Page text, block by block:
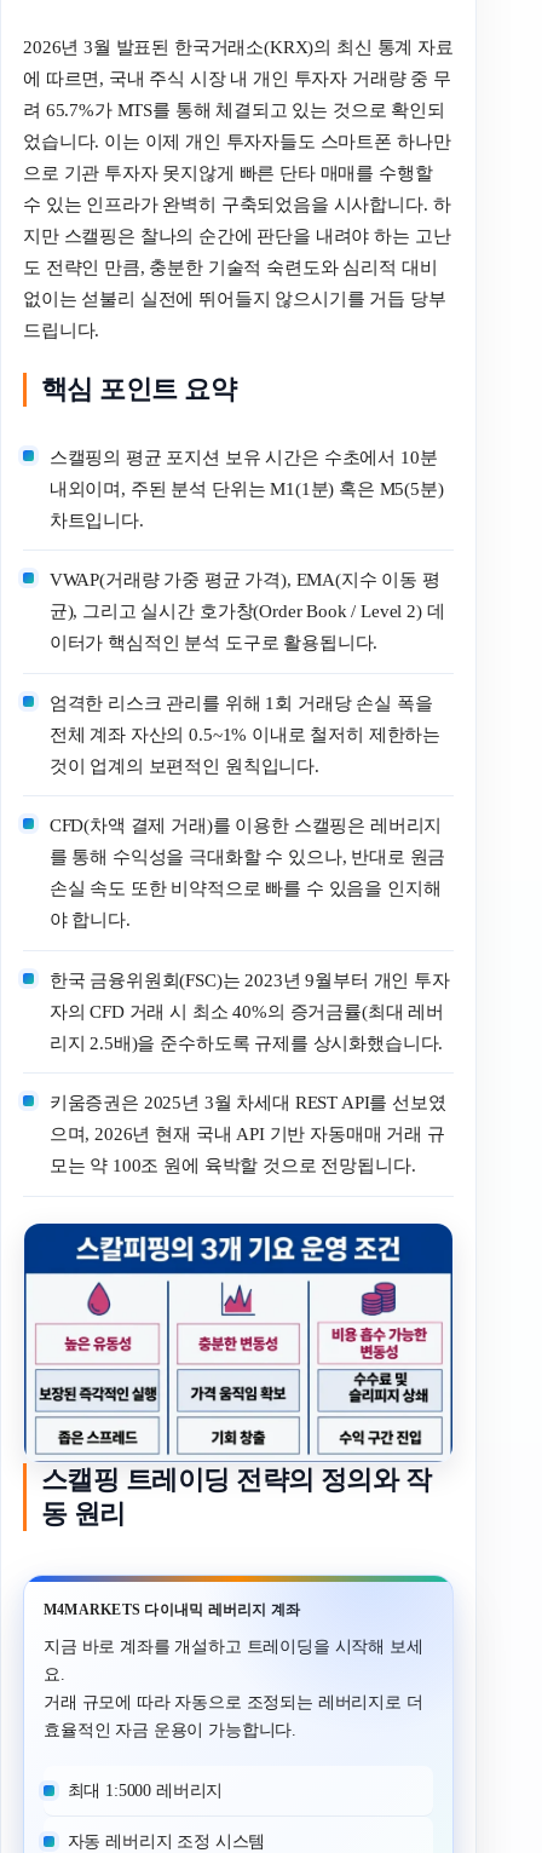
2026년 3월 발표된 한국거래소(KRX)의 최신 통계 자료
에 따르면, 국내 주식 시장 내 개인 투자자 거래량 중 무
려 65.7%가 MTS를 통해 체결되고 있는 것으로 확인되
었습니다. 이는 이제 개인 투자자들도 스마트폰 하나만
으로 기관 투자자 못지않게 빠른 단타 매매를 수행할
수 있는 인프라가 완벽히 구축되었음을 시사합니다. 하
지만 스캘핑은 찰나의 순간에 판단을 내려야 하는 고난
도 전략인 만큼, 충분한 기술적 숙련도와 심리적 대비
없이는 섣불리 실전에 뛰어들지 않으시기를 거듭 당부
드립니다.
핵심 포인트 요약
스캘핑의 평균 포지션 보유 시간은 수초에서 10분
내외이며, 주된 분석 단위는 M1(1분) 혹은 M5(5분)
차트입니다.
VWAP(거래량 가중 평균 가격), EMA(지수 이동 평
균), 그리고 실시간 호가창(Order Book / Level 2) 데
이터가 핵심적인 분석 도구로 활용됩니다.
엄격한 리스크 관리를 위해 1회 거래당 손실 폭을
전체 계좌 자산의 0.5~1% 이내로 철저히 제한하는
것이 업계의 보편적인 원칙입니다.
CFD(차액 결제 거래)를 이용한 스캘핑은 레버리지
를 통해 수익성을 극대화할 수 있으나, 반대로 원금
손실 속도 또한 비약적으로 빠를 수 있음을 인지해
야 합니다.
한국 금융위원회(FSC)는 2023년 9월부터 개인 투자
자의 CFD 거래 시 최소 40%의 증거금률(최대 레버
리지 2.5배)을 준수하도록 규제를 상시화했습니다.
키움증권은 2025년 3월 차세대 REST API를 선보였
으며, 2026년 현재 국내 API 기반 자동매매 거래 규
모는 약 100조 원에 육박할 것으로 전망됩니다.
스캘핑 트레이딩 전략의 정의와 작
동 원리
M4MARKETS 다이내믹 레버리지 계좌
지금 바로 계좌를 개설하고 트레이딩을 시작해 보세
요.
거래 규모에 따라 자동으로 조정되는 레버리지로 더
효율적인 자금 운용이 가능합니다.
최대 1:5000 레버리지
자동 레버리지 조정 시스템